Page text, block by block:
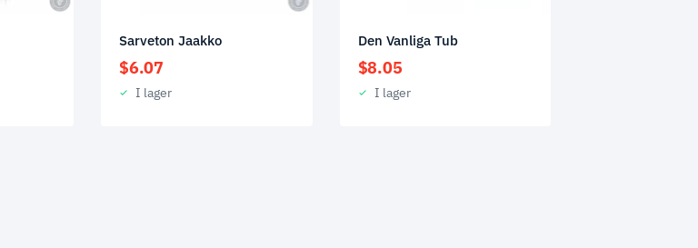
Sarveton Jaakko
$6.07
I lager
Den Vanliga Tub
$8.05
I lager